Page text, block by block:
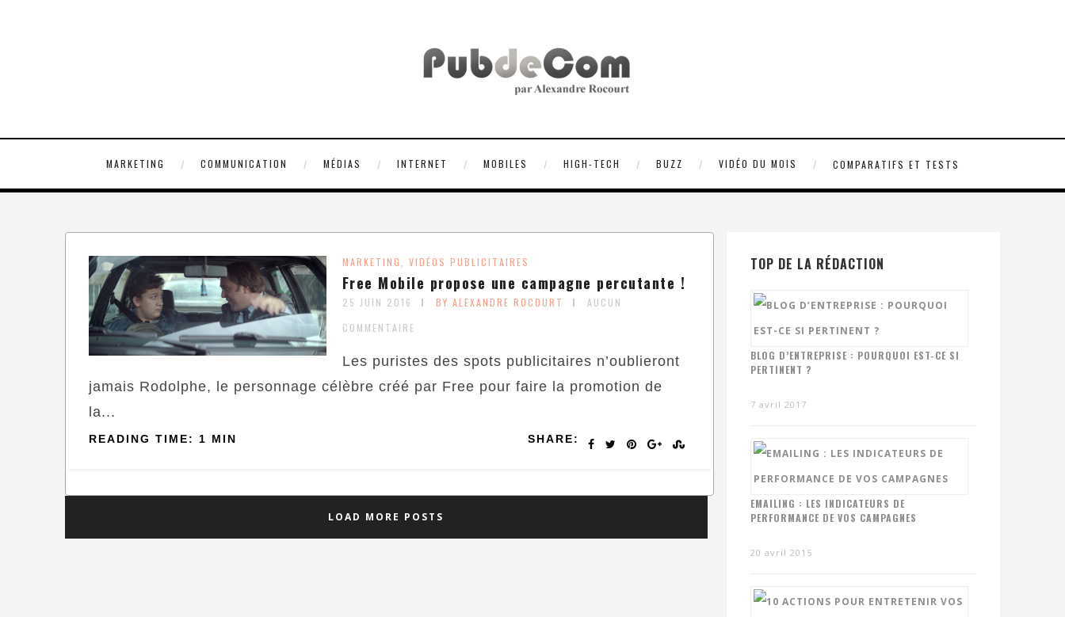
MARKETING COMMUNICATION MÉDIAS INTERNET MOBILES HIGH-TECH BUZZ VIDÉO DU MOIS COMPARATIFS ET TESTS
MARKETING VIDÉOS PUBLICITAIRES
Free Mobile propose une campagne percutante !
25 JUIN 2016 BY ALEXANDRE ROCOURT
AUCUN
COMMENTAIRE
Les puristes des spots publicitaires n’oublieront
jamais Rodolphe, le personnage célèbre créé par Free pour faire la promotion de
la...
SHARE:
READING TIME: 1 MIN
LOAD MORE POSTS
TOP DE LA RÉDACTION
BLOG D’ENTREPRISE : POURQUOI EST-CE SI
PERTINENT ?
7 avril 2017
EMAILING : LES INDICATEURS DE
PERFORMANCE DE VOS CAMPAGNES
20 avril 2015